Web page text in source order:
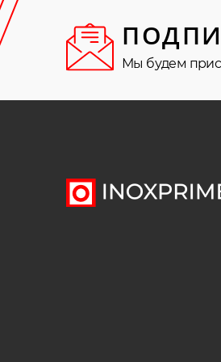
Мы будем